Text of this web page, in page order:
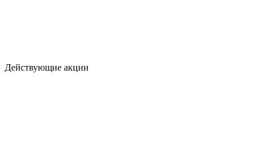
Действующие акции